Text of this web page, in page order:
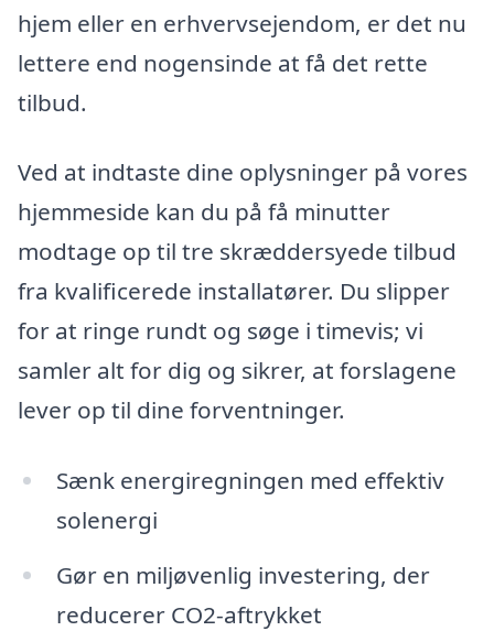
hjem eller en erhvervsejendom, er det nu
lettere end nogensinde at få det rette
tilbud.
Ved at indtaste dine oplysninger på vores
hjemmeside kan du på få minutter
modtage op til tre skræddersyede tilbud
fra kvalificerede installatører. Du slipper
for at ringe rundt og søge i timevis; vi
samler alt for dig og sikrer, at forslagene
lever op til dine forventninger.
Sænk energiregningen med effektiv
solenergi
Gør en miljøvenlig investering, der
reducerer CO2-aftrykket